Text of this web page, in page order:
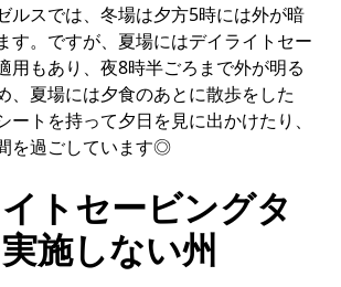
ルスでは、冬場は夕方5時には外が暗
す。ですが、夏場にはデイライトセー
用もあり、夜8時半ごろまで外が明る
、夏場には夕食のあとに散歩をした
ートを持って夕日を見に出かけたり、
を過ごしています◎
トセービングタ
施しない州